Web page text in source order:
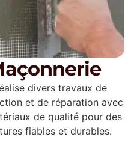
divers travaux de
et de réparation avec
de qualité pour des
fiables et durables.